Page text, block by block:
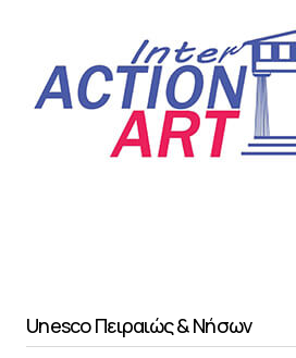
Unesco Πειραιώς & Νήσων